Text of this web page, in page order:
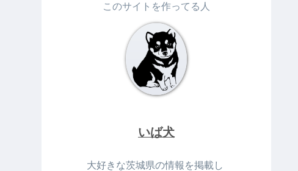
このサイトを作ってる人
いば犬
大好きな茨城県の情報を掲載し